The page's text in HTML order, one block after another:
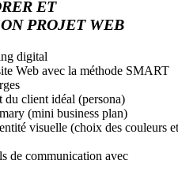
ET
PROJET WEB
digital
Web avec la méthode SMART
client idéal (persona)
(mini business plan)
visuelle (choix des couleurs et
de communication avec